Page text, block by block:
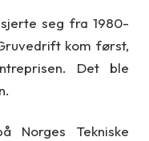
seg fra 1980-
kom først,
Det ble
Norges Tekniske